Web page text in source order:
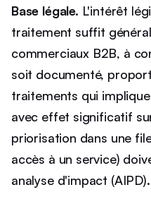
Base légale. L'intérêt
traitement suffit
commerciaux B2B, à
soit documenté,
traitements qui
avec effet significatif
priorisation dans une
accès à un service)
analyse d'impact (AIPD).